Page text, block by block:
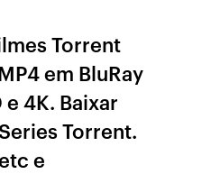
Torrent
em BluRay
4K. Baixar
Torrent.
e